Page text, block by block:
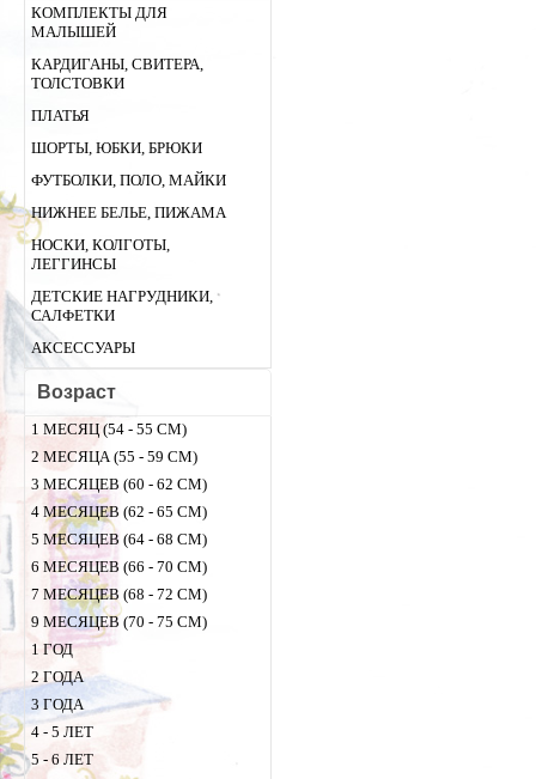
КОМПЛЕКТЫ ДЛЯ
МАЛЫШЕЙ
КАРДИГАНЫ, СВИТЕРА,
ТОЛСТОВКИ
ПЛАТЬЯ
ШОРТЫ, ЮБКИ, БРЮКИ
ФУТБОЛКИ, ПОЛО, МАЙКИ
НИЖНЕЕ БЕЛЬЕ, ПИЖАМА
НОСКИ, КОЛГОТЫ,
ЛЕГГИНСЫ
ДЕТСКИЕ НАГРУДНИКИ,
САЛФЕТКИ
АКСЕССУАРЫ
Возраст
1 МЕСЯЦ (54 - 55 СМ)
2 МЕСЯЦА (55 - 59 СМ)
3 МЕСЯЦЕВ (60 - 62 СМ)
4 МЕСЯЦЕВ (62 - 65 СМ)
5 МЕСЯЦЕВ (64 - 68 СМ)
6 МЕСЯЦЕВ (66 - 70 СМ)
7 МЕСЯЦЕВ (68 - 72 СМ)
9 МЕСЯЦЕВ (70 - 75 СМ)
1 ГОД
2 ГОДА
3 ГОДА
4 - 5 ЛЕТ
5 - 6 ЛЕТ